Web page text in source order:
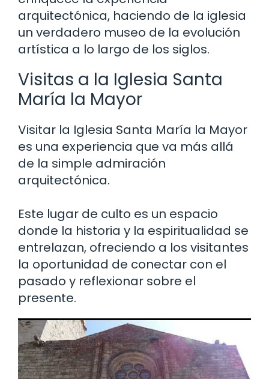
arquitectónica, haciendo de la iglesia
un verdadero museo de la evolución
artística a lo largo de los siglos.
Visitas a la Iglesia Santa
María la Mayor
Visitar la Iglesia Santa María la Mayor
es una experiencia que va más allá
de la simple admiración
arquitectónica.
Este lugar de culto es un espacio
donde la historia y la espiritualidad se
entrelazan, ofreciendo a los visitantes
la oportunidad de conectar con el
pasado y reflexionar sobre el
presente.